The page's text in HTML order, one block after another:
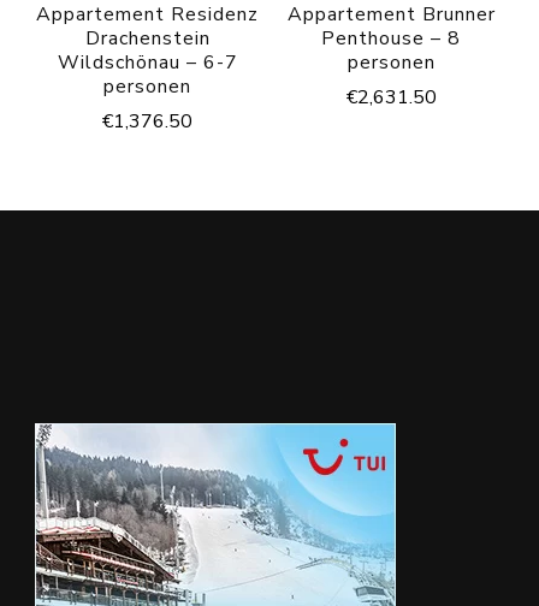
Appartement Residenz
Drachenstein
Wildschönau – 6-7
personen
€1,376.50
Appartement Brunner
Penthouse – 8
personen
€2,631.50